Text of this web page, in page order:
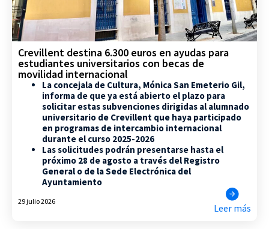
Crevillent destina 6.300 euros en ayudas para
estudiantes universitarios con becas de
movilidad internacional
La concejala de Cultura, Mónica San Emeterio Gil,
informa de que ya está abierto el plazo para
solicitar estas subvenciones dirigidas al alumnado
universitario de Crevillent que haya participado
en programas de intercambio internacional
durante el curso 2025-2026
Las solicitudes podrán presentarse hasta el
próximo 28 de agosto a través del Registro
General o de la Sede Electrónica del
Ayuntamiento
29 julio 2026
Leer más